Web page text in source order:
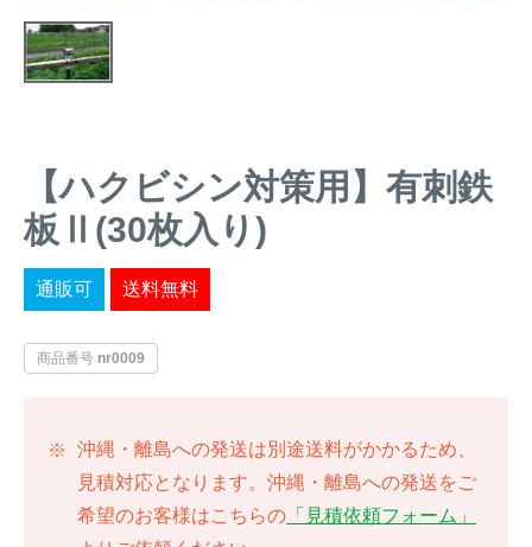
【ハクビシン対策用】有刺鉄
板Ⅱ(30枚入り)
通販可 送料無料
商品番号 nr0009
沖縄・離島への発送は別途送料がかかるため、
見積対応となります。沖縄・離島への発送をご
希望のお客様はこちらの 「見積依頼フォーム」
屋外防犯・監視カメ
ラ（SDカード録画）
金網柵 （ワイヤーメッシ
ュ柵等）
箱わな
忌避用品
動物の種類から対策商品を選ぶ
イノシシ対策 キツネ対策